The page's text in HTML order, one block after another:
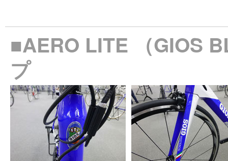
■AERO LITE （GIOS
プ